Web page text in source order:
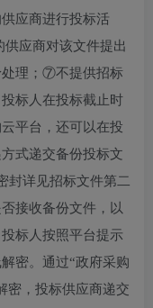
应商进行投标活
应商对该文件提出
处理；⑦不提供招标
标人在投标截止时
平台，还可以在投
式递交备份投标文
封详见招标文件第二
接收备份文件，以
标人按照平台提示
密。通过“政府采购
密，投标供应商递交